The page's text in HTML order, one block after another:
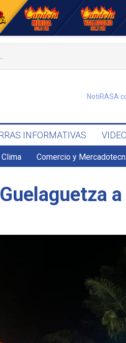
NotiRASA
INFORMATIVAS
Clima Comercio y